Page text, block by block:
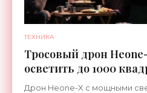
ТЕХНИКА
Тросовый дрон
осветить до 1000
земли -
Дрон Heone-X с мощными